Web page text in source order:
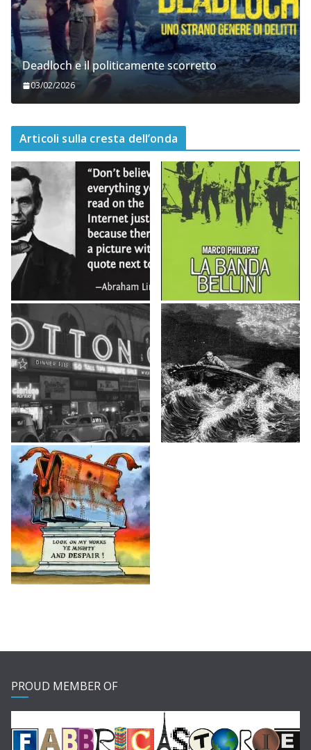
Deadloch e il politicamente scorretto
03/02/2026
Articoli sulla cresta dell’onda
PROUD MEMBER OF